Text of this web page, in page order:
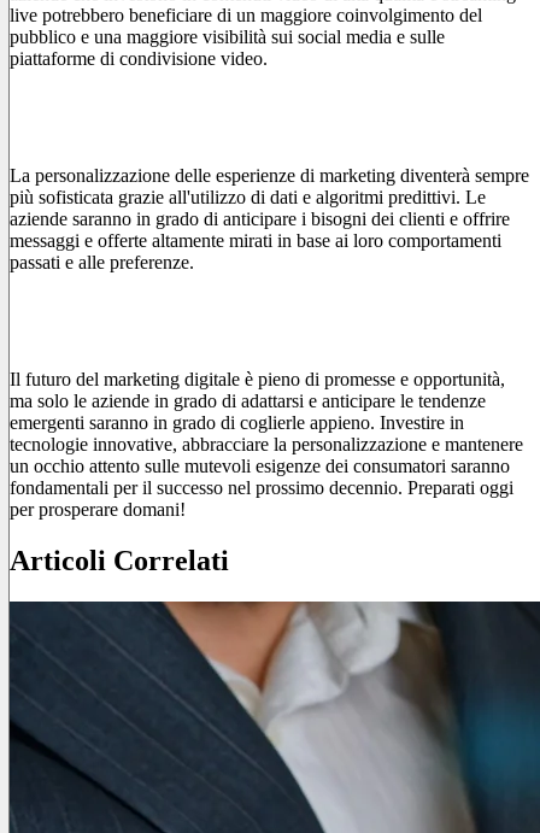
live potrebbero beneficiare di un maggiore coinvolgimento del
pubblico e una maggiore visibilità sui social media e sulle
piattaforme di condivisione video.
La personalizzazione delle esperienze di marketing diventerà sempre
più sofisticata grazie all'utilizzo di dati e algoritmi predittivi. Le
aziende saranno in grado di anticipare i bisogni dei clienti e offrire
messaggi e offerte altamente mirati in base ai loro comportamenti
passati e alle preferenze.
Il futuro del marketing digitale è pieno di promesse e opportunità,
ma solo le aziende in grado di adattarsi e anticipare le tendenze
emergenti saranno in grado di coglierle appieno. Investire in
tecnologie innovative, abbracciare la personalizzazione e mantenere
un occhio attento sulle mutevoli esigenze dei consumatori saranno
fondamentali per il successo nel prossimo decennio. Preparati oggi
per prosperare domani!
Articoli Correlati